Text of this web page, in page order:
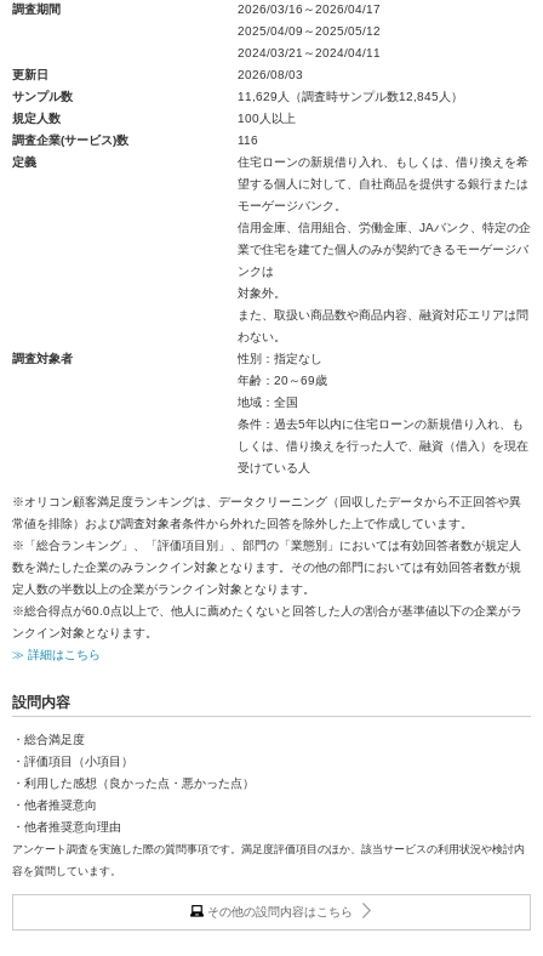
調査期間
2026/03/16～2026/04/17
2025/04/09～2025/05/12
2024/03/21～2024/04/11
更新日
2026/08/03
サンプル数
11,629人（調査時サンプル数12,845人）
規定人数
100人以上
調査企業(サービス)数
116
定義
住宅ローンの新規借り入れ、もしくは、借り換えを希
望する個人に対して、自社商品を提供する銀行または
モーゲージバンク。
信用金庫、信用組合、労働金庫、JAバンク、特定の企
業で住宅を建てた個人のみが契約できるモーゲージバ
ンクは
対象外。
また、取扱い商品数や商品内容、融資対応エリアは問
わない。
調査対象者
性別：指定なし
年齢：20～69歳
地域：全国
条件：過去5年以内に住宅ローンの新規借り入れ、も
しくは、借り換えを行った人で、融資（借入）を現在
受けている人
※オリコン顧客満足度ランキングは、データクリーニング（回収したデータから不正回答や異
常値を排除）および調査対象者条件から外れた回答を除外した上で作成しています。
※「総合ランキング」、「評価項目別」、部門の「業態別」においては有効回答者数が規定人
数を満たした企業のみランクイン対象となります。その他の部門においては有効回答者数が規
定人数の半数以上の企業がランクイン対象となります。
※総合得点が60.0点以上で、他人に薦めたくないと回答した人の割合が基準値以下の企業がラ
ンクイン対象となります。
≫ 詳細はこちら
設問内容
・総合満足度
・評価項目（小項目）
・利用した感想（良かった点・悪かった点）
・他者推奨意向
・他者推奨意向理由
アンケート調査を実施した際の質問事項です。満足度評価項目のほか、該当サービスの利用状況や検討内
容を質問しています。
その他の設問内容はこちら